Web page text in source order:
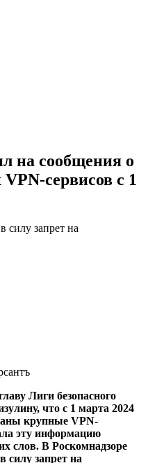
на сообщения о
сервисов с 1
силу запрет на
Лиги безопасного
что с 1 марта 2024
крупные VPN-
эту информацию
слов. В Роскомнадзоре
силу запрет на